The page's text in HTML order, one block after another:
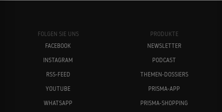
FOLGEN SIE UNS
FACEBOOK
INSTAGRAM
RSS-FEED
YOUTUBE
WHATSAPP
PRODUKTE
NEWSLETTER
PODCAST
THEMEN-DOSSIERS
PRISMA-APP
PRISMA-SHOPPING